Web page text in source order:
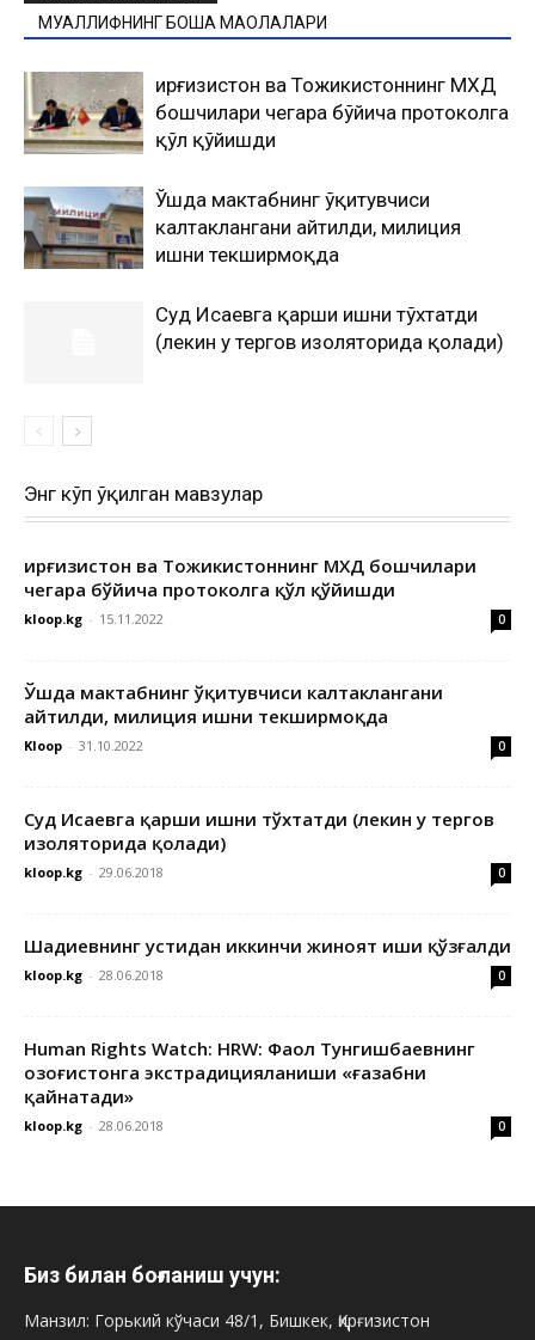
МУАЛЛИФНИНГ БОШҚА МАҚОЛАЛАРИ
Қирғизистон ва Тожикистоннинг МХДҚ
бошчилари чегара бўйича протоколга
қўл қўйишди
Ўшда мактабнинг ўқитувчиси
калтаклангани айтилди, милиция
ишни текширмоқда
Суд Исаевга қарши ишни тўхтатди
(лекин у тергов изоляторида қолади)
Энг кўп ўқилган мавзулар
Қирғизистон ва Тожикистоннинг МХДҚ бошчилари
чегара бўйича протоколга қўл қўйишди
kloop.kg - 15.11.2022 0
Ўшда мактабнинг ўқитувчиси калтаклангани
айтилди, милиция ишни текширмоқда
Kloop - 31.10.2022 0
Суд Исаевга қарши ишни тўхтатди (лекин у тергов
изоляторида қолади)
kloop.kg - 29.06.2018 0
Шадиевнинг устидан иккинчи жиноят иши қўзғалди
kloop.kg - 28.06.2018 0
Human Rights Watch: HRW: Фаол Тунгишбаевнинг
Қозоғистонга экстрадицияланиши «ғазабни
қайнатади»
kloop.kg - 28.06.2018 0
Биз билан боғланиш учун:
Манзил: Горький кўчаси 48/1, Бишкек, Қирғизистон